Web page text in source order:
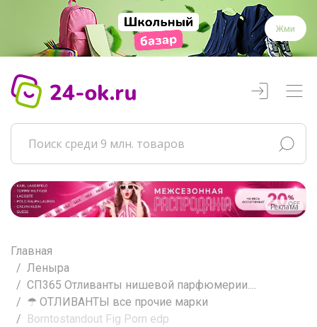
Жми
Реклама
Главная
Леныра
СП365 Отливанты нишевой парфюмерии....
☂ ОТЛИВАНТЫ все прочие марки
Borntostandout Fig Porn edp